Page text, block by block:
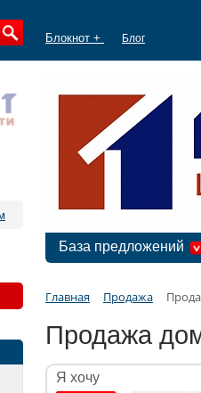
Блокнот + Блог
База предложений
Главная Продажа
Продажа
Я хочу